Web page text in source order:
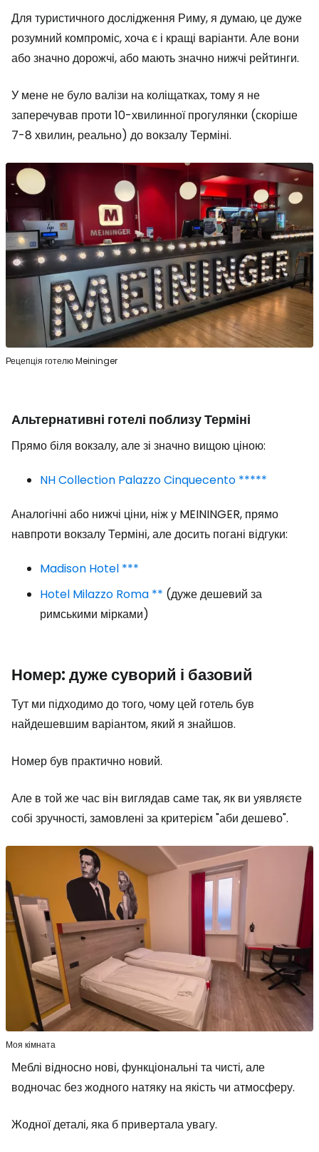
Для туристичного дослідження Риму, я думаю, це дуже
розумний компроміс, хоча є і кращі варіанти. Але вони
або значно дорожчі, або мають значно нижчі рейтинги.
У мене не було валізи на коліщатках, тому я не
заперечував проти 10-хвилинної прогулянки (скоріше
7-8 хвилин, реально) до вокзалу Терміні.
Рецепція готелю Meininger
Альтернативні готелі поблизу Терміні
Прямо біля вокзалу, але зі значно вищою ціною:
NH Collection Palazzo Cinquecento *****
Аналогічні або нижчі ціни, ніж у MEININGER, прямо
навпроти вокзалу Терміні, але досить погані відгуки:
Madison Hotel ***
Hotel Milazzo Roma ** (дуже дешевий за
римськими мірками)
Номер: дуже суворий і базовий
Тут ми підходимо до того, чому цей готель був
найдешевшим варіантом, який я знайшов.
Номер був практично новий.
Але в той же час він виглядав саме так, як ви уявляєте
собі зручності, замовлені за критерієм "аби дешево".
Моя кімната
Меблі відносно нові, функціональні та чисті, але
водночас без жодного натяку на якість чи атмосферу.
Жодної деталі, яка б привертала увагу.